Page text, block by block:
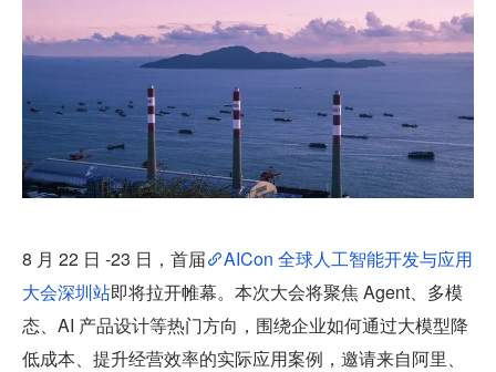
8 月 22 日 -23 日，首届
AICon 全球人工智能开发与应用
大会深圳站即将拉开帷幕。本次大会将聚焦 Agent、多模
态、AI 产品设计等热门方向，围绕企业如何通过大模型降
低成本、提升经营效率的实际应用案例，邀请来自阿里、